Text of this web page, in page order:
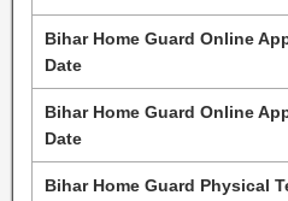
Bihar Home Guard Online
Date
Bihar Home Guard Online
Date
Bihar Home Guard Physical